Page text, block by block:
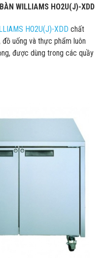
WILLIAMS HO2U(J)-XDD
HO2U(J)-XDD chất
uống và thực phẩm luôn
được dùng trong các quầy